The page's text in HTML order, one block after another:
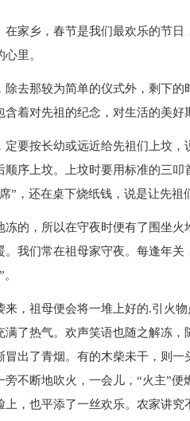
在家乡，春节是我们最欢乐的节
里。
除去那较为简单的仪式外，剩下
着对先祖的纪念，对生活的美好
定要按长幼或远近给先祖们上坟
序上坟。上坟时要用标准的三
”，还在桌下烧纸钱，说是让先祖
冻的，所以在守夜时便有了围坐
我们常在祖母家守夜。每逢年
，祖母便会将一堆上好的.引火
满了热气。欢声笑语也随之解冻
出了青烟。有的木柴未干，则
旁不断地吹火，一会儿，“火主”
上，也平添了一丝欢乐。农家讲